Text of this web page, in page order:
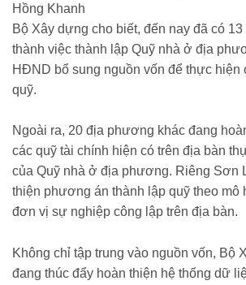
Hồng Khanh
Bộ Xây dựng cho biết, đến nay đã có
thành việc thành lập Quỹ nhà ở địa
HĐND bổ sung nguồn vốn để thực hiện
quỹ.
Ngoài ra, 20 địa phương khác đang
các quỹ tài chính hiện có trên địa bàn
của Quỹ nhà ở địa phương. Riêng Sơn
thiện phương án thành lập quỹ theo mô
đơn vị sự nghiệp công lập trên địa bàn.
Không chỉ tập trung vào nguồn vốn, Bộ
đang thúc đẩy hoàn thiện hệ thống dữ